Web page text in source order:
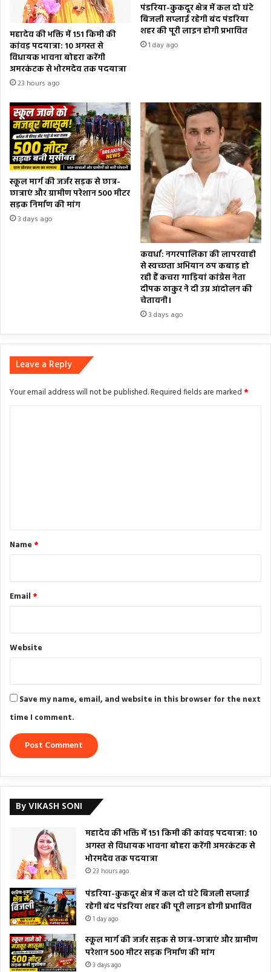
महादेव की भक्ति में 151 किमी की
कांवड़ पदयात्रा: 10 अगस्त से
विधायक भावना बोहरा करेंगी
अमरकंटक से भोरमदेव तक पदयात्रा
23 hours ago
पंडरिया-कुकदूर क्षेत्र में कल दो घंटे
बिजली सप्लाई रहेगी बंद पंडरिया
शहर की पूरी लाइन होगी प्रभावित
1 day ago
स्कूल मार्ग की जर्जर सड़क से छात्र-
छात्राएं और ग्रामीण परेशान 500 मीटर
सड़क निर्माण की मांग
3 days ago
कवर्धा: नगरपालिका की लापरवाही
से स्वच्छता अभियान ठप कबाड़ हो
रही हैं कचरा गाड़ियां कांग्रेस नेता
दीपक ठाकुर ने दी उग्र आंदोलन की
चेतावनी।
3 days ago
Leave a Reply
Your email address will not be published.Required fields are marked *
*
Name *
Email *
Website
Save my name, email, and website in this browser for the next
time I comment.
By VIKASH SONI
महादेव की भक्ति में 151 किमी की कांवड़ पदयात्रा: 10
अगस्त से विधायक भावना बोहरा करेंगी अमरकंटक से
भोरमदेव तक पदयात्रा
23 hours ago
पंडरिया-कुकदूर क्षेत्र में कल दो घंटे बिजली सप्लाई
रहेगी बंद पंडरिया शहर की पूरी लाइन होगी प्रभावित
1 day ago
स्कूल मार्ग की जर्जर सड़क से छात्र-छात्राएं और ग्रामीण
परेशान 500 मीटर सड़क निर्माण की मांग
3 days ago